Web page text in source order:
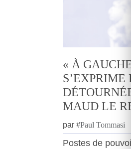
« À GAUCHE,
S’EXPRIME
DÉTOURNÉE
MAUD LE
par #Paul Tommasi
Postes de pouvoir